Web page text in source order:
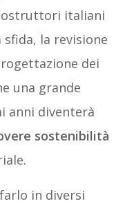
italiani
la revisione
dei
una grande
anni diventerà
sostenibilità
in diversi